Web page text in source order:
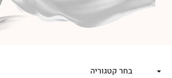
בחר קטגוריה